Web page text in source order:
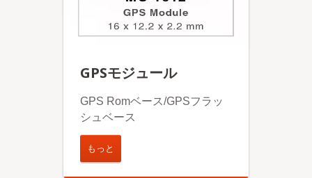
GPSモジュール
GPS Romベース/GPSフラッ
シュベース
もっと